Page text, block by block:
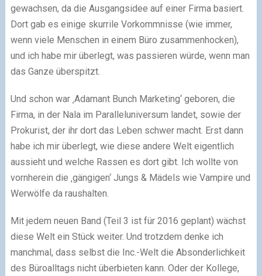
gewachsen, da die Ausgangsidee auf einer Firma basiert.
Dort gab es einige skurrile Vorkommnisse (wie immer,
wenn viele Menschen in einem Büro zusammenhocken),
und ich habe mir überlegt, was passieren würde, wenn man
das Ganze überspitzt.
Und schon war ‚Adamant Bunch Marketing‘ geboren, die
Firma, in der Nala im Paralleluniversum landet, sowie der
Prokurist, der ihr dort das Leben schwer macht. Erst dann
habe ich mir überlegt, wie diese andere Welt eigentlich
aussieht und welche Rassen es dort gibt. Ich wollte von
vornherein die ‚gängigen‘ Jungs & Mädels wie Vampire und
Werwölfe da raushalten.
Mit jedem neuen Band (Teil 3 ist für 2016 geplant) wächst
diese Welt ein Stück weiter. Und trotzdem denke ich
manchmal, dass selbst die Inc.-Welt die Absonderlichkeit
des Büroalltags nicht überbieten kann. Oder der Kollege,